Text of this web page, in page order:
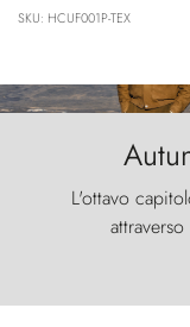
SKU: HCUF001P-TEX
L'ottavo
primordiale,
furia
cielo